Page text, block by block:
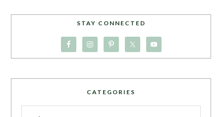
STAY CONNECTED
CATEGORIES